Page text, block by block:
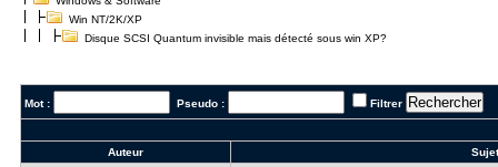
Win NT/2K/XP
Disque SCSI Quantum invisible mais détecté sous win XP?
Mot : Pseudo : Filtrer
Auteur